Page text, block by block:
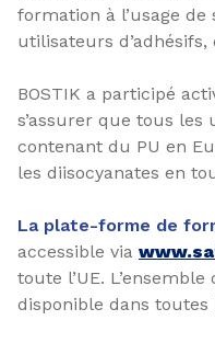
formation à l’usage
utilisateurs
BOSTIK a participé
s’assurer que tous
contenant du PU en
les diisocyanates en
La plate-forme de
accessible via
toute l’UE.
disponible dans toutes